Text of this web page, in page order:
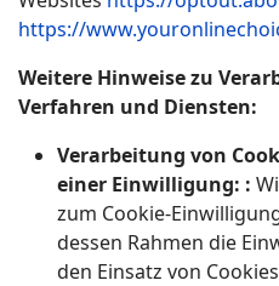
https://
Weitere Hinweise zu
Verfahren und Diensten:
Verarbeitung von
einer Einwilligung: :
zum Cookie-
dessen Rahmen die
den Einsatz von